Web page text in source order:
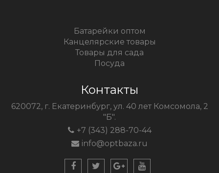
Батарейки оптом
Канцелярские товары
Товары для сада
Посуда
Контакты
620072, г. Екатеринбург, ул. 40 лет Комсомола, 2
"Б".
+7 (343) 288-70-44
info@optbaza.ru